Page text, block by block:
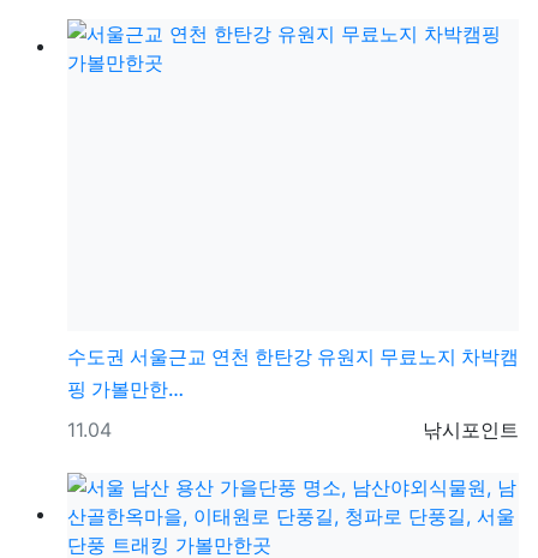
수도권 서울근교 연천 한탄강 유원지 무료노지 차박캠
핑 가볼만한…
등록자
낚시포인트
등록일
11.04